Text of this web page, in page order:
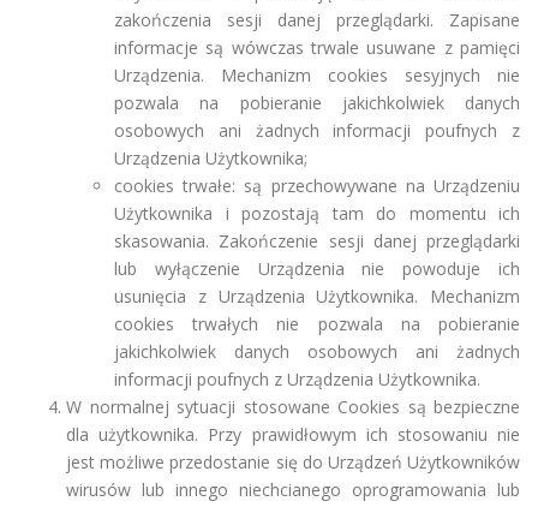
zakończenia sesji danej przeglądarki. Zapisane
informacje są wówczas trwale usuwane z pamięci
Urządzenia. Mechanizm cookies sesyjnych nie
pozwala na pobieranie jakichkolwiek danych
osobowych ani żadnych informacji poufnych z
Urządzenia Użytkownika;
cookies trwałe: są przechowywane na Urządzeniu
Użytkownika i pozostają tam do momentu ich
skasowania. Zakończenie sesji danej przeglądarki
lub wyłączenie Urządzenia nie powoduje ich
usunięcia z Urządzenia Użytkownika. Mechanizm
cookies trwałych nie pozwala na pobieranie
jakichkolwiek danych osobowych ani żadnych
informacji poufnych z Urządzenia Użytkownika.
W normalnej sytuacji stosowane Cookies są bezpieczne
dla użytkownika. Przy prawidłowym ich stosowaniu nie
jest możliwe przedostanie się do Urządzeń Użytkowników
wirusów lub innego niechcianego oprogramowania lub